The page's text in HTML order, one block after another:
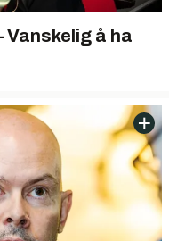
Vanskelig å ha